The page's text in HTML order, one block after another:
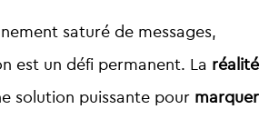
saturé de messages,
est un défi permanent. La réalité
solution puissante pour marquer